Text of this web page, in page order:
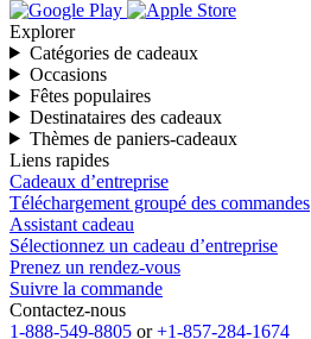
Explorer
Catégories de cadeaux
Occasions
Fêtes populaires
Destinataires des cadeaux
Thèmes de paniers-cadeaux
Liens rapides
Cadeaux d’entreprise
Téléchargement groupé des commandes
Assistant cadeau
Sélectionnez un cadeau d’entreprise
Prenez un rendez-vous
Suivre la commande
Contactez-nous
1-888-549-8805 or+1-857-284-1674